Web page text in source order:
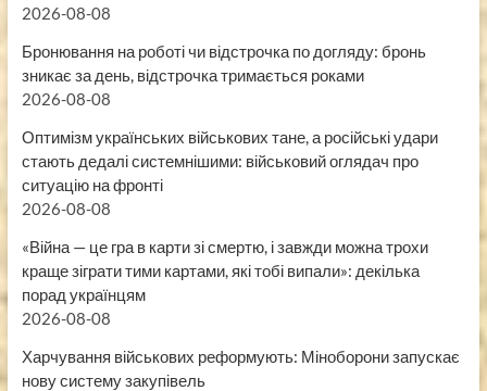
2026-08-08
Бронювання на роботі чи відстрочка по догляду: бронь
зникає за день, відстрочка тримається роками
2026-08-08
Оптимізм українських військових тане, а російські удари
стають дедалі системнішими: військовий оглядач про
ситуацію на фронті
2026-08-08
«Війна — це гра в карти зі смертю, і завжди можна трохи
краще зіграти тими картами, які тобі випали»: декілька
порад українцям
2026-08-08
Харчування військових реформують: Міноборони запускає
нову систему закупівель